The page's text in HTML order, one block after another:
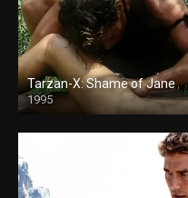
Tarzan-X: Shame of Jane
1995